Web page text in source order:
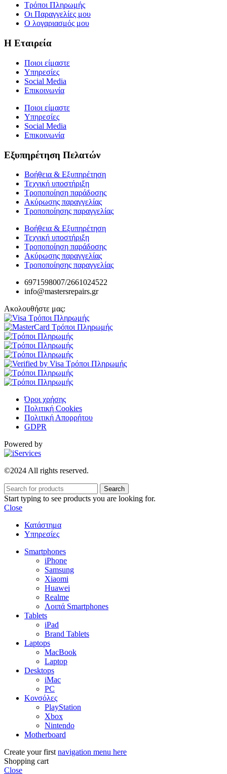
Τρόποι Πληρωμής
Οι Παραγγελίες μου
Ο λογαριασμός μου
Η Εταιρεία
Ποιοι είμαστε
Υπηρεσίες
Social Media
Επικοινωνία
Ποιοι είμαστε
Υπηρεσίες
Social Media
Επικοινωνία
Εξυπηρέτηση Πελατών
Βοήθεια & Εξυπηρέτηση
Τεχνική υποστήριξη
Τροποποίηση παράδοσης
Ακύρωσης παραγγελίας
Τροποποίησης παραγγελίας
Βοήθεια & Εξυπηρέτηση
Τεχνική υποστήριξη
Τροποποίηση παράδοσης
Ακύρωσης παραγγελίας
Τροποποίησης παραγγελίας
6971598007/2661024522
info@mastersrepairs.gr
Ακολουθήστε μας:
Όροι χρήσης
Πολιτική Cookies
Πολιτική Απορρήτου
GDPR
Powered by
©2024 All rights reserved.
Search
Start typing to see products you are looking for.
Close
Κατάστημα
Υπηρεσίες
Smartphones
iPhone
Samsung
Xiaomi
Huawei
Realme
Λοιπά Smartphones
Tablets
iPad
Brand Tablets
Laptops
MacBook
Laptop
Desktops
iMac
PC
Κονσόλες
PlayStation
Xbox
Nintendo
Motherboard
Create your first navigation menu here
Shopping cart
Close